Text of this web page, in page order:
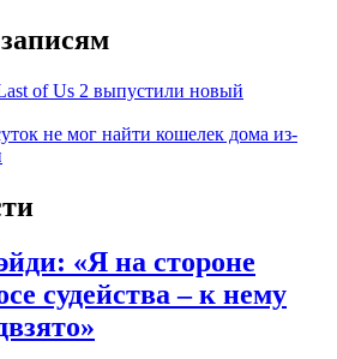
of Us 2 выпустили новый
не мог найти кошелек дома из-
«Я на стороне
судейства – к нему